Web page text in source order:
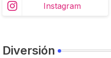
Instagram
Diversión